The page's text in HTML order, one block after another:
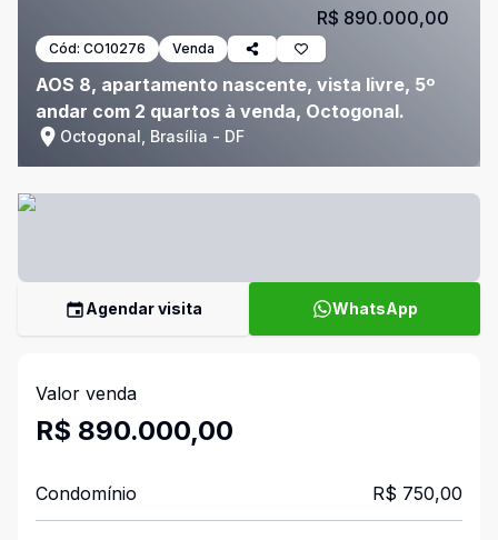
Cód: CO10276 Venda
AOS 8, apartamento nascente, vista livre, 5º
andar com 2 quartos à venda, Octogonal.
Octogonal, Brasília - DF
R$ 890.000,00
Agendar visita WhatsApp
Valor venda
R$ 890.000,00
Condomínio R$ 750,00